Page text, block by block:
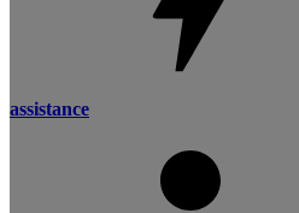
assistance